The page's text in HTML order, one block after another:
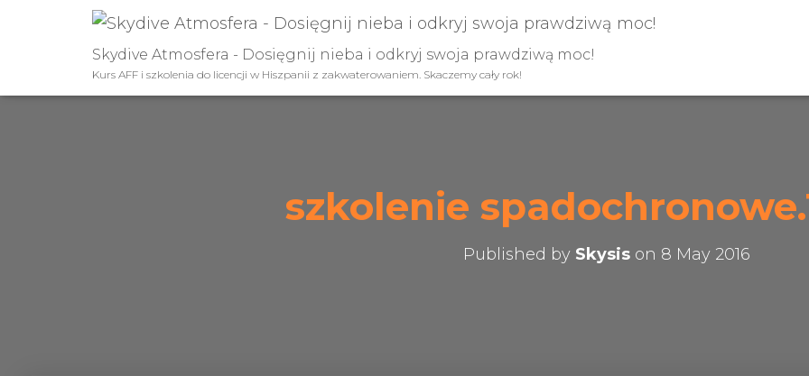
Skydive Atmosfera - Dosięgnij nieba i odkryj swoja prawdziwą moc!
Kurs AFF i szkolenia do licencji w Hiszpanii z zakwaterowaniem. Skaczemy cały rok!
szkolenie
Published by Skysis on 8 May 2016